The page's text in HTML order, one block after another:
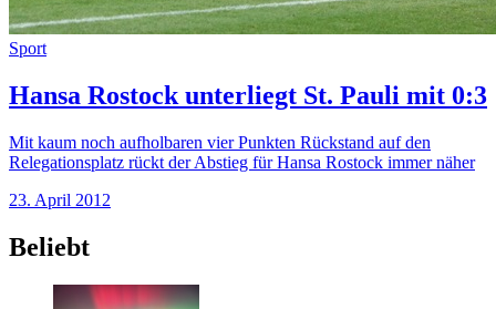
Sport
Hansa Rostock unterliegt St. Pauli mit 0:3
Mit kaum noch aufholbaren vier Punkten Rückstand auf den
Relegationsplatz rückt der Abstieg für Hansa Rostock immer näher
23. April 2012
Beliebt